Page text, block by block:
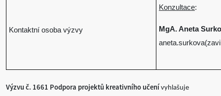
Kontaktní osoba výzvy
Konzultace:
MgA. Aneta
Výzvu č. 1661 Podpora projektů kreativního učení vyhlašuje